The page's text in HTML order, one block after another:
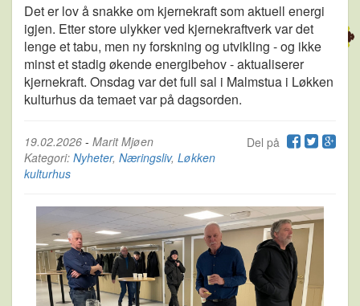
Det er lov å snakke om kjernekraft som aktuell energi
igjen. Etter store ulykker ved kjernekraftverk var det
lenge et tabu, men ny forskning og utvikling - og ikke
minst et stadig økende energibehov - aktualiserer
kjernekraft. Onsdag var det full sal i Malmstua i Løkken
kulturhus da temaet var på dagsorden.
Del på
19.02.2026 - Marit Mjøen
Kategori: Nyheter, Næringsliv, Løkken
kulturhus